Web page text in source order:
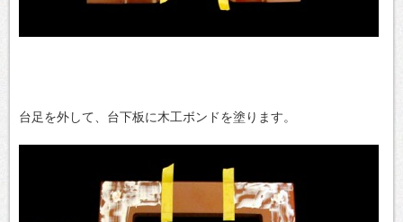
台足を外して、台下板に木工ボンドを塗ります。